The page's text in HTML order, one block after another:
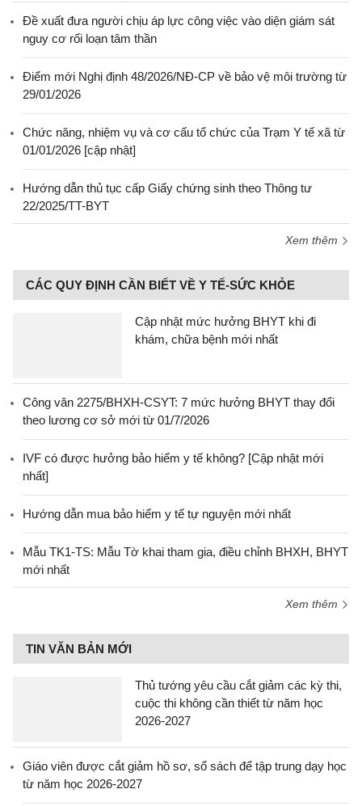
Đề xuất đưa người chịu áp lực công việc vào diện giám sát
nguy cơ rối loạn tâm thần
Điểm mới Nghị định 48/2026/NĐ-CP về bảo vệ môi trường từ
29/01/2026
Chức năng, nhiệm vụ và cơ cấu tổ chức của Trạm Y tế xã từ
01/01/2026 [cập nhật]
Hướng dẫn thủ tục cấp Giấy chứng sinh theo Thông tư
22/2025/TT-BYT
Xem thêm
CÁC QUY ĐỊNH CẦN BIẾT VỀ Y TẾ-SỨC KHỎE
Cập nhật mức hưởng BHYT khi đi
khám, chữa bệnh mới nhất
Công văn 2275/BHXH-CSYT: 7 mức hưởng BHYT thay đổi
theo lương cơ sở mới từ 01/7/2026
IVF có được hưởng bảo hiểm y tế không? [Cập nhật mới
nhất]
Hướng dẫn mua bảo hiểm y tế tự nguyện mới nhất
Mẫu TK1-TS: Mẫu Tờ khai tham gia, điều chỉnh BHXH, BHYT
mới nhất
Xem thêm
TIN VĂN BẢN MỚI
Thủ tướng yêu cầu cắt giảm các kỳ thi,
cuộc thi không cần thiết từ năm học
2026-2027
Giáo viên được cắt giảm hồ sơ, sổ sách để tập trung dạy học
từ năm học 2026-2027